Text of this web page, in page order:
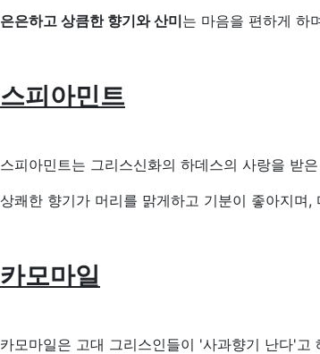
은은하고 상큼한 향기와 산미는 마음을 편하게 하
스피아민트
스피아민트는 그리스신화의 하데스의 사랑을 받
상쾌한 향기가 머리를 맑게하고 기분이 좋아지며,
카모마일
카모마일은 고대 그리스인들이 '사과향기 난다'